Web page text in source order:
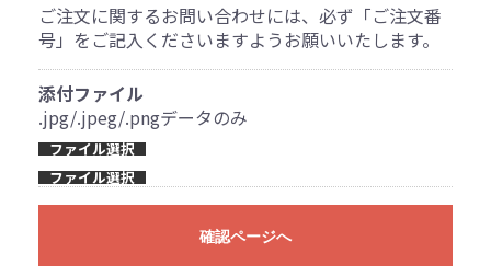
ご注文に関するお問い合わせには、必ず「ご注文番
号」をご記入くださいますようお願いいたします。
添付ファイル
.jpg/.jpeg/.pngデータのみ
ファイル選択
ファイル選択
確認ページへ